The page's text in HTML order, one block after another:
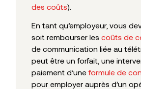
des coûts).
En tant qu’employeur, vous
soit rembourser les coûts de
de communication liée au
peut être un forfait, une
paiement d’une formule de
pour employer auprès d’un